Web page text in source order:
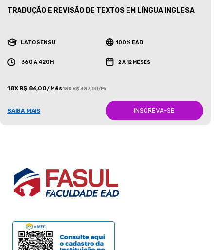
TRADUÇÃO E REVISÃO DE TEXTOS EM LÍNGUA INGLESA
LATO SENSU 100% EAD
360 A 420H 2 A 12 MESES
18X R$ 86,00/Mês18X R$ 387,00/Mês
SAIBA MAIS INSCREVA-SE